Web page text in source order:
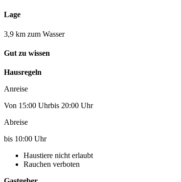
Lage
3,9 km zum Wasser
Gut zu wissen
Hausregeln
Anreise
Von 15:00 Uhrbis 20:00 Uhr
Abreise
bis 10:00 Uhr
Haustiere nicht erlaubt
Rauchen verboten